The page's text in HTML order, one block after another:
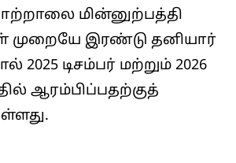
மின்னுற்பத்தி
முறையே இரண்டு தனியார்
2025 டிசம்பர் மற்றும் 2026
ஆரம்பிப்பதற்குத்